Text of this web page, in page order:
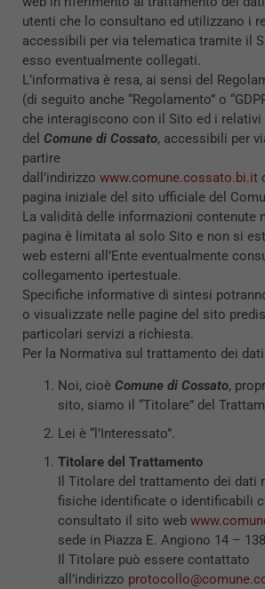
utenti che lo consultano ed utilizzano i
accessibili per via telematica tramite il
esso eventualmente collegati.
L’informativa è resa, ai sensi del
(di seguito anche “Regolamento” o
che interagiscono con il Sito ed i relativi
del Comune di Cossato, accessibili per
partire
dall’indirizzo www.comune.cossato.bi.it
pagina iniziale del sito ufficiale del
La validità delle informazioni contenute
pagina è limitata al solo Sito e non si
web esterni all’Ente eventualmente
collegamento ipertestuale.
Specifiche informative di sintesi
o visualizzate nelle pagine del sito
particolari servizi a richiesta.
Per la Normativa sul trattamento dei
Noi, cioè Comune di Cossato,
sito, siamo il “Titolare” del
Lei è “l’Interessato”.
Titolare del Trattamento
Il Titolare del trattamento dei dati
fisiche identificate o identificabili
consultato il sito web
sede in Piazza E. Angiono 14 –
Il Titolare può essere contattato
all’indirizzo